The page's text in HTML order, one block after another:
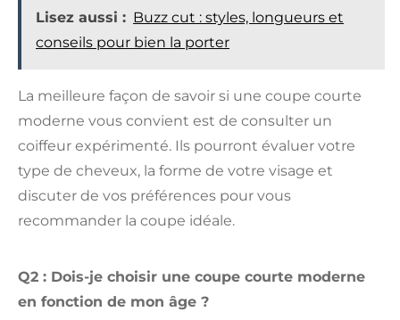
Lisez aussi : Buzz cut : styles, longueurs et
conseils pour bien la porter
La meilleure façon de savoir si une coupe courte
moderne vous convient est de consulter un
coiffeur expérimenté. Ils pourront évaluer votre
type de cheveux, la forme de votre visage et
discuter de vos préférences pour vous
recommander la coupe idéale.
Q2 : Dois-je choisir une coupe courte moderne
en fonction de mon âge ?